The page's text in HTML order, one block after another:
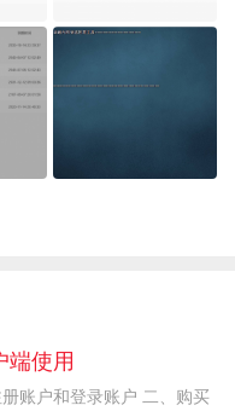
端使用
账户和登录账户 二、购买